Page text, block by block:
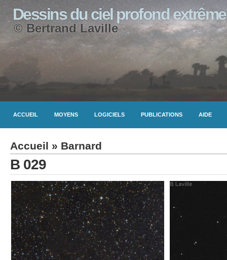
Dessins du ciel profond extrême
© Bertrand Laville
ACCUEIL MOYENS LOGICIELS PUBLICATIONS AIDE
Accueil » Barnard
B 029